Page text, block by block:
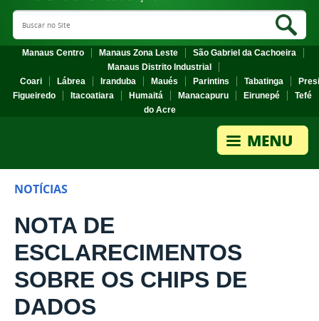
Search Site
Manaus Centro Manaus Zona Leste
São Gabriel da Cachoeira
Manaus Distrito Industrial
Coari
Lábrea Iranduba Maués Parintins Tabatinga
Figueiredo
Itacoatiara Humaitá Manacapuru Eirunepé
Tefé
do Acre
NOTÍCIAS
NOTA DE
ESCLARECIMENTOS
SOBRE OS CHIPS DE
DADOS